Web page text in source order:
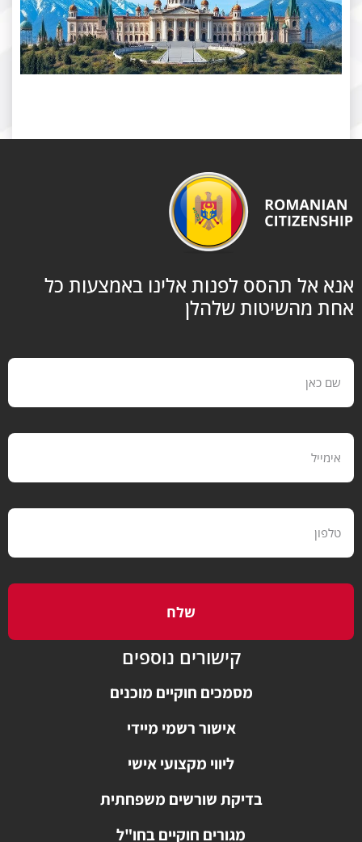
אל תהסס לפנות אלינו באמצעות כל
מהשיטות שלהלן
קישורים נוספים
מסמכים חוקיים מוכנים
אישור רשמי מיידי
ליווי מקצועי אישי
בדיקת שורשים משפחתית
מגורים חוקיים בחו"ל